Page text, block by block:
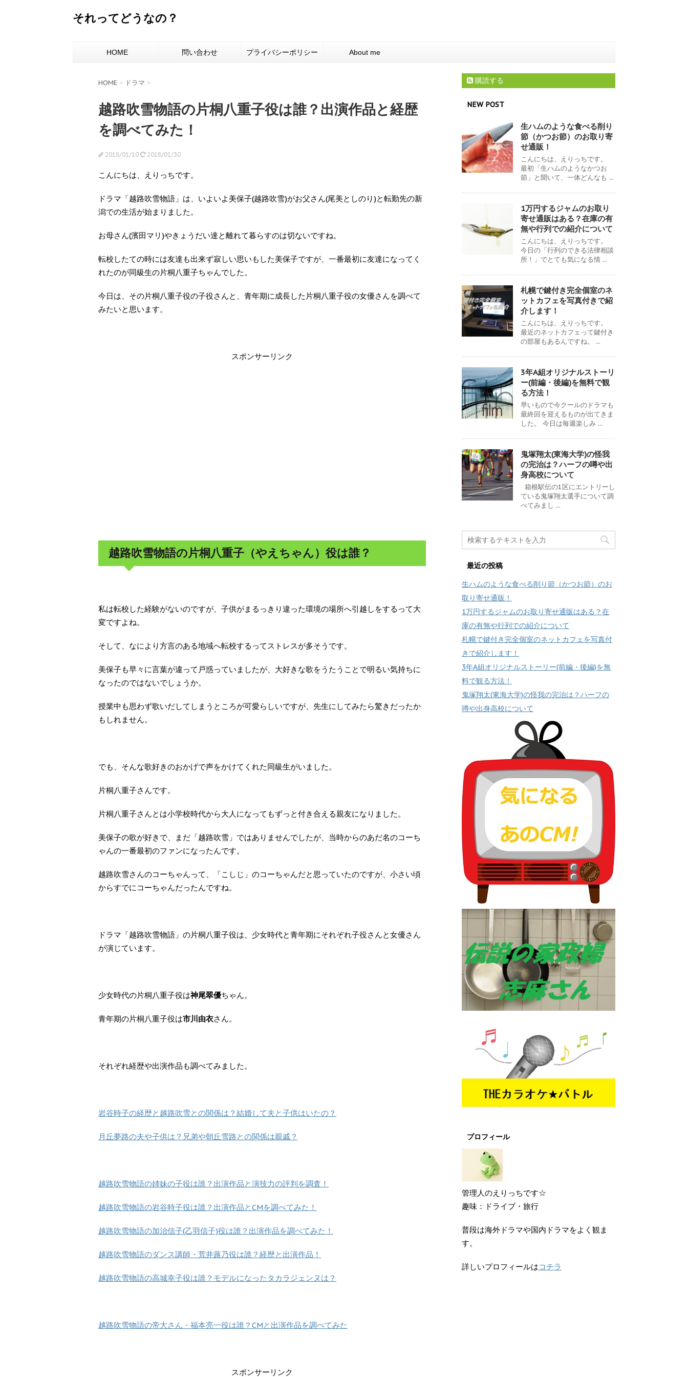
それってどうなの？
HOME 問い合わせ プライバシーポリシー About me
HOME > ドラマ >
越路吹雪物語の片桐八重子役は誰？出演作品と経歴
を調べてみた！
2018/01/10 2018/01/30
こんにちは、えりっちです。
ドラマ「越路吹雪物語」は、いよいよ美保子(越路吹雪)がお父さん(尾美としのり)と転勤先の新
潟での生活が始まりました。
お母さん(濱田マリ)やきょうだい達と離れて暮らすのは切ないですね。
転校したての時には友達も出来ず寂しい思いもした美保子ですが、一番最初に友達になってく
れたのが同級生の片桐八重子ちゃんでした。
今日は、その片桐八重子役の子役さんと、青年期に成長した片桐八重子役の女優さんを調べて
みたいと思います。
スポンサーリンク
越路吹雪物語の片桐八重子（やえちゃん）役は誰？
私は転校した経験がないのですが、子供がまるっきり違った環境の場所へ引越しをするって大
変ですよね。
そして、なにより方言のある地域へ転校するってストレスが多そうです。
美保子も早々に言葉が違って戸惑っていましたが、大好きな歌をうたうことで明るい気持ちに
なったのではないでしょうか。
授業中も思わず歌いだしてしまうところが可愛らしいですが、先生にしてみたら驚きだったか
もしれません。
でも、そんな歌好きのおかげで声をかけてくれた同級生がいました。
片桐八重子さんです。
片桐八重子さんとは小学校時代から大人になってもずっと付き合える親友になりました。
美保子の歌が好きで、まだ「越路吹雪」ではありませんでしたが、当時からのあだ名のコーち
ゃんの一番最初のファンになったんです。
越路吹雪さんのコーちゃんって、「こしじ」のコーちゃんだと思っていたのですが、小さい頃
からすでにコーちゃんだったんですね。
ドラマ「越路吹雪物語」の片桐八重子役は、少女時代と青年期にそれぞれ子役さんと女優さん
が演じています。
少女時代の片桐八重子役は神尾翠優ちゃん。
青年期の片桐八重子役は市川由衣さん。
それぞれ経歴や出演作品も調べてみました。
岩谷時子の経歴と越路吹雪との関係は？結婚して夫と子供はいたの？
月丘夢路の夫や子供は？兄弟や朝丘雪路との関係は親戚？
越路吹雪物語の姉妹の子役は誰？出演作品と演技力の評判を調査！
越路吹雪物語の岩谷時子役は誰？出演作品とCMを調べてみた！
越路吹雪物語の加治信子(乙羽信子)役は誰？出演作品を調べてみた！
越路吹雪物語のダンス講師・荒井蕗乃役は誰？経歴と出演作品！
越路吹雪物語の高城幸子役は誰？モデルになったタカラジェンヌは？
越路吹雪物語の帝大さん・福本亮一役は誰？CMと出演作品を調べてみた
スポンサーリンク
購読する
NEW POST
生ハムのような食べる削り
節（かつお節）のお取り寄
せ通販！
こんにちは、えりっちです。
最初「生ハムのようなかつお
節」と聞いて、一体どんなも ...
1万円するジャムのお取り
寄せ通販はある？在庫の有
無や行列での紹介について
こんにちは、えりっちです。
今日の「行列のできる法律相談
所！」でとても気になる情 ...
札幌で鍵付き完全個室のネ
ットカフェを写真付きで紹
介します！
こんにちは、えりっちです。
最近のネットカフェって鍵付き
の部屋もあるんですね。 ...
3年A組オリジナルストーリ
ー(前編・後編)を無料で観
る方法！
早いもので今クールのドラマも
最終回を迎えるものが出てきま
した。 今日は毎週楽しみ ...
鬼塚翔太(東海大学)の怪我
の完治は？ハーフの噂や出
身高校について
箱根駅伝の1区にエントリーし
ている鬼塚翔太選手について調
べてみまし ...
最近の投稿
生ハムのような食べる削り節（かつお節）のお
取り寄せ通販！
1万円するジャムのお取り寄せ通販はある？在
庫の有無や行列での紹介について
札幌で鍵付き完全個室のネットカフェを写真付
きで紹介します！
3年A組オリジナルストーリー(前編・後編)を無
料で観る方法！
鬼塚翔太(東海大学)の怪我の完治は？ハーフの
噂や出身高校について
プロフィール
管理人のえりっちです☆
趣味：ドライブ・旅行
普段は海外ドラマや国内ドラマをよく観ま
す。
詳しいプロフィールはコチラ